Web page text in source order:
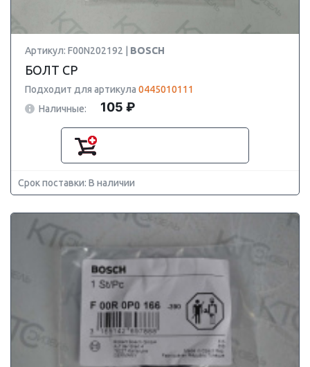
Артикул: F00N202192 | BOSCH
БОЛТ CP
Подходит для артикула 0445010111
Наличные:
105 ₽
Срок поставки: В наличии